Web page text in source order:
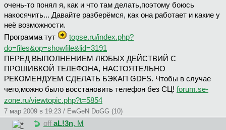
очень-то понял я, как и что там делать,поэтому боюсь
накосячить... Давайте разберёмся, как она работает и какие у
неё возможности.
Программа тут
topse.ru/index.php?
do=files&op=showfile&lid=3191
ПЕРЕД ВЫПОЛНЕНИЕМ ЛЮБЫХ ДЕЙСТВИЙ С
ПРОШИВКОЙ ТЕЛЕФОНА, НАСТОЯТЕЛЬНО
РЕКОМЕНДУЕМ СДЕЛАТЬ БЭКАП GDFS. Чтобы в случае
чего,можно было восстановить телефон без СЦ! forum.se-
zone.ru/viewtopic.php?t=5854
7 мар 2009 в 19:23 / EwGeN DoGG (10)
off aL!3n, М